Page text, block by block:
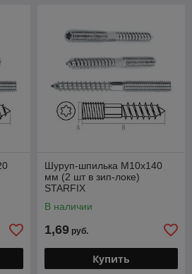
Шуруп-шпилька М10х140
мм (2 шт в зип-локе)
STARFIX
В наличии
1,69 руб.
Купить